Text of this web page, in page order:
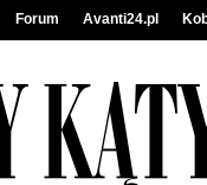
Forum Avanti24.pl